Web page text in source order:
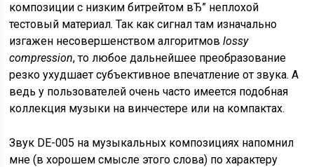
композиции с низким битрейтом вЂ” неплохой
тестовый материал. Так как сигнал там изначально
изгажен несовершенством алгоритмовlossy
compression, то любое дальнейшее преобразование
резко ухудшает субъективное впечатление от звука. А
ведь у пользователей очень часто имеется подобная
коллекция музыки на винчестере или на компактах.
Звук DE-005 на музыкальных композициях напомнил
мне (в хорошем смысле этого слова) по характеру